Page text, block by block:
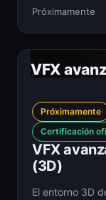
Próximamente
VFX
Próximamente
Certificación
VFX
(3D)
El entorno 3D